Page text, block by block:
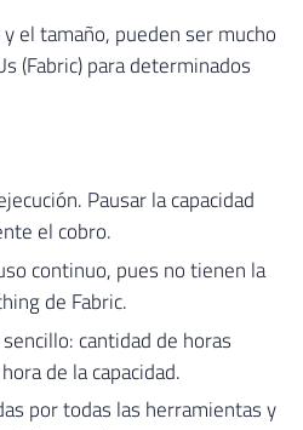
el tamaño, pueden ser mucho
(Fabric) para determinados
Pausar la capacidad
el cobro.
continuo, pues no tienen la
de Fabric.
cantidad de horas
de la capacidad.
por todas las herramientas y